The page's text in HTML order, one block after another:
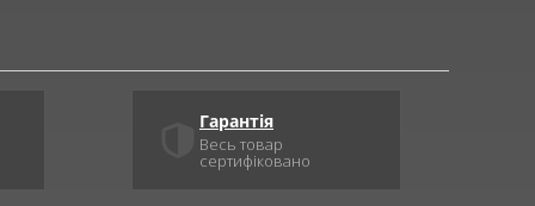
Гарантія
Весь товар
сертифіковано